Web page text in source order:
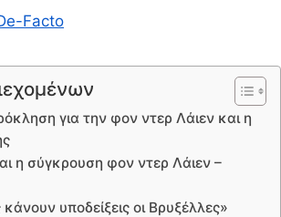
Facto
για την φον ντερ Λάιεν και η
η σύγκρουση φον ντερ Λάιεν –
υποδείξεις οι Βρυξέλλες»